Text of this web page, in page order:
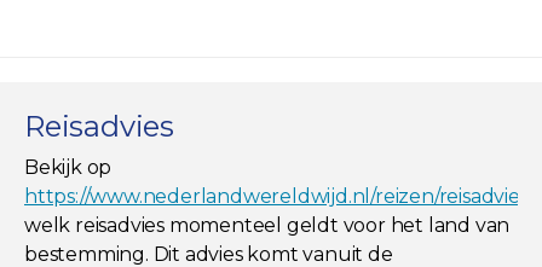
Reisadvies
Bekijk op
https://www.nederlandwereldwijd.nl/reizen/
welk reisadvies momenteel geldt voor het land van
bestemming. Dit advies komt vanuit de